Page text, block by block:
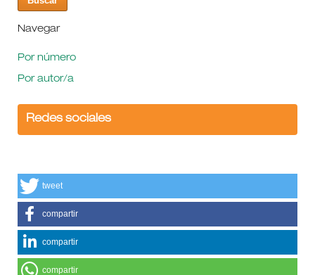
Navegar
Por número
Por autor/a
Redes sociales
tweet
compartir
compartir
compartir